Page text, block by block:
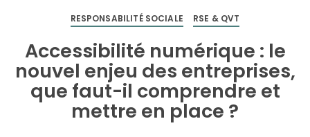
RESPONSABILITÉ SOCIALE RSE & QVT
Accessibilité numérique : le
nouvel enjeu des entreprises,
que faut-il comprendre et
mettre en place ?